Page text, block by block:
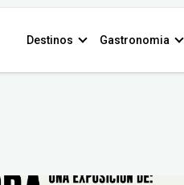
Destinos Gastronomia